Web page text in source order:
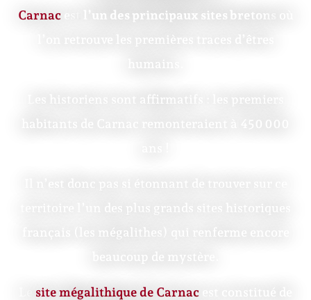
Carnac l’un des principaux sites bretons
Les historiens sont affirmatifs : les premiers
territoire l’un des plus grands sites historiques
français (les mégalithes) qui renferme encore
site mégalithique de Carnac